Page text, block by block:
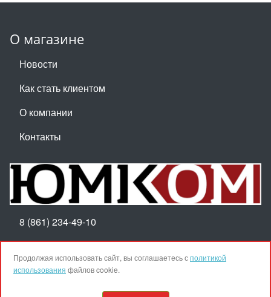
О магазине
Новости
Как стать клиентом
О компании
Контакты
8 (861) 234-49-10
Пн-Пт 8:30-17:30
Продолжая использовать сайт, вы соглашаетесь сполитикой
использования файлов cookie.